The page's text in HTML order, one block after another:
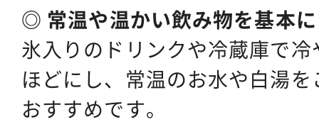
◎ 常温や温かい飲み物を基本に
氷入りのドリンクや冷蔵庫で
ほどにし、常温のお水や白湯
おすすめです。